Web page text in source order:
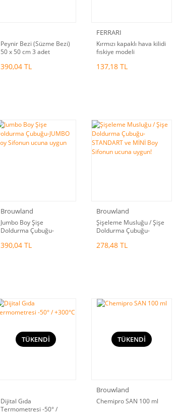
Peynir Bezi (Süzme Bezi)
50 x 50 cm 3 adet
390,04 TL
FERRARI
Kırmızı kapaklı hava kilidi
fıskiye modeli
137,18 TL
Brouwland
Jumbo Boy Şişe
Doldurma Çubuğu-
ucuna uygun
390,04 TL
Brouwland
Şişeleme Musluğu / Şişe
Doldurma Çubuğu-
Sifonun ucuna uygun!
278,48 TL
TÜKENDİ
Dijital Gıda
Termometresi -50° /
TÜKENDİ
Brouwland
Chemipro SAN 100 ml